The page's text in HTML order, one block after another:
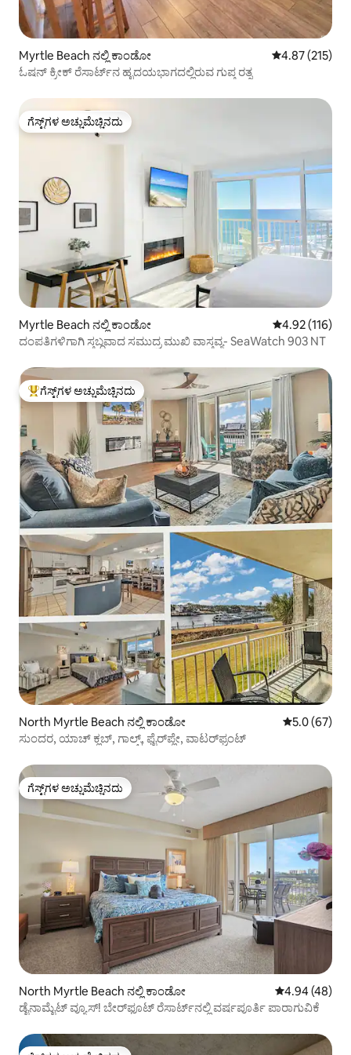
Myrtle Beach ನಲ್ಲಿ ಕಾಂಡೋ 5 ರಲ್ಲಿ 4.87
4.87 (215)
ಓಷನ್ ಕ್ರೀಕ್ ರೆಸಾರ್ಟ್‌ನ ಹೃದಯಭಾಗದಲ್ಲಿರುವ ಗುಪ್ತ ರತ್ನ
ಗೆಸ್ಟ್‌ಗಳ ಅಚ್ಚುಮೆಚ್ಚಿನದು
ಗೆಸ್ಟ್‌ಗಳ ಅಚ್ಚುಮೆಚ್ಚಿನದು
Myrtle Beach ನಲ್ಲಿ ಕಾಂಡೋ 5 ರಲ್ಲಿ 4.92
4.92 (116)
ದಂಪತಿಗಳಿಗಾಗಿ ಸ್ತಬ್ಧವಾದ ಸಮುದ್ರ ಮುಖಿ ವಾಸ್ತವ್ಯ- SeaWatch 903 NT
ಗೆಸ್ಟ್‌ಗಳಿಗೆ ಅತಿ ಹೆಚ್ಚು ಅಚ್ಚುಮೆಚ್ಚಿನದು
ಗೆಸ್ಟ್‌ಗಳ ಅಚ್ಚುಮೆಚ್ಚಿನದು
North Myrtle Beach ನಲ್ಲಿ ಕಾಂಡೋ 5 ರಲ್ಲಿ 5.0
5.0 (67)
ಸುಂದರ, ಯಾಚ್ ಕ್ಲಬ್, ಗಾಲ್ಫ್, ಫೈರ್‌ಪ್ಲೇ, ವಾಟರ್‌ಫ್ರಂಟ್
ಗೆಸ್ಟ್‌ಗಳ ಅಚ್ಚುಮೆಚ್ಚಿನದು
ಗೆಸ್ಟ್‌ಗಳ ಅಚ್ಚುಮೆಚ್ಚಿನದು
North Myrtle Beach ನಲ್ಲಿ ಕಾಂಡೋ 5 ರಲ್ಲಿ 4.94
4.94 (48)
ಡೈನಾಮೈಟ್ ವ್ಯೂಸ್! ಬೇರ್‌ಫೂಟ್ ರೆಸಾರ್ಟ್‌ನಲ್ಲಿ ವರ್ಷಪೂರ್ತಿ ಪಾರಾಗುವಿಕೆ